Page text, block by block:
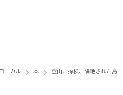
ーカル 本 登山、探検、隔絶された島